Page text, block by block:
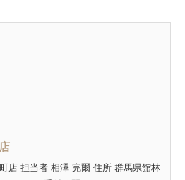
店 担当者 相澤 完爾 住所 群馬県館林